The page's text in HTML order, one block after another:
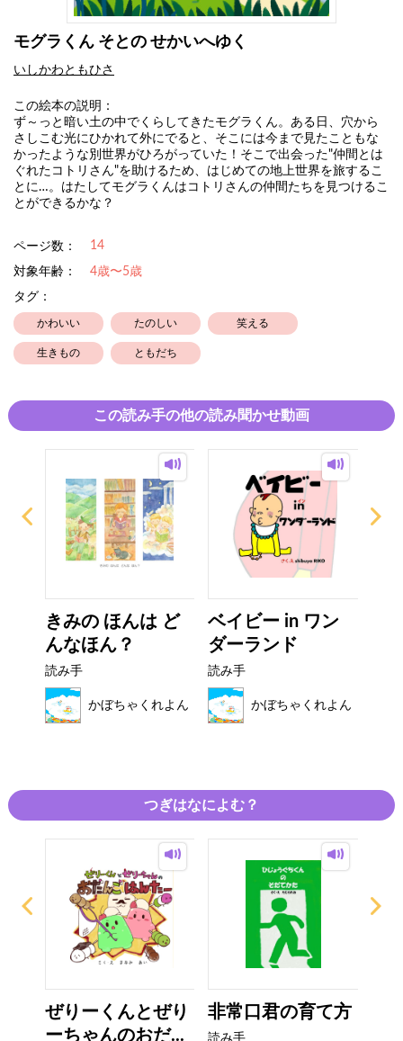
モグラくん そとの せかいへゆく
いしかわともひさ
この絵本の説明：
ず～っと暗い土の中でくらしてきたモグラくん。ある日、穴から
さしこむ光にひかれて外にでると、そこには今まで見たこともな
かったような別世界がひろがっていた！そこで出会った"仲間とは
ぐれたコトリさん"を助けるため、はじめての地上世界を旅するこ
とに…。はたしてモグラくんはコトリさんの仲間たちを見つけるこ
とができるかな？
ページ数： 14
対象年齢：
4歳〜5歳
タグ：
かわいい たのしい 笑える
生きもの ともだち
この読み手の他の読み聞かせ動画
きみの ほんは ど
んなほん？
読み手
かぼちゃくれよん
ベイビー in ワン
ダーランド
読み手
かぼちゃくれよん
つぎはなによむ？
ぜりーくんとぜり
ーちゃんのおだ...
非常口君の育て方
読み手